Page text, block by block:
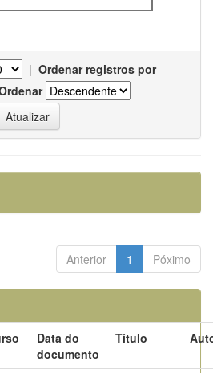
| Ordenar registros por
Anterior 1 Póximo
Data do
documento
Título